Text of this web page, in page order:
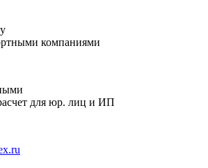
компаниями
для юр. лиц и ИП